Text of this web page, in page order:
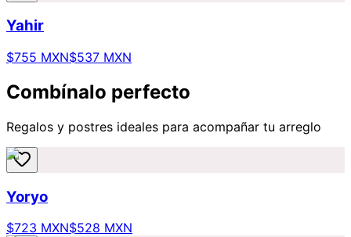
Yahir
$755 MXN$537 MXN
Combínalo perfecto
Regalos y postres ideales para acompañar tu arreglo
Yoryo
$723 MXN$528 MXN